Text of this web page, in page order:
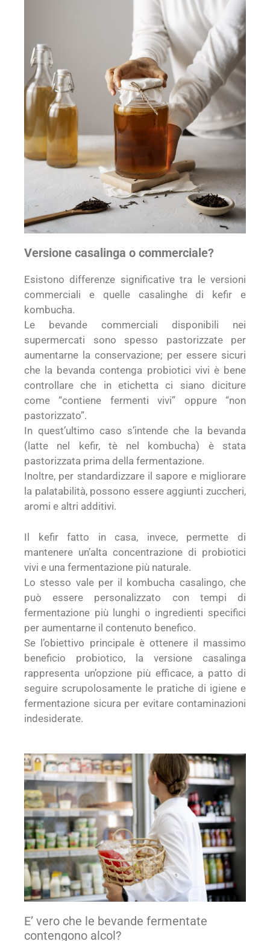
Versione casalinga o commerciale?
Esistono differenze significative tra le versioni
commerciali e quelle casalinghe di kefir e
kombucha.
Le bevande commerciali disponibili nei
supermercati sono spesso pastorizzate per
aumentarne la conservazione; per essere sicuri
che la bevanda contenga probiotici vivi è bene
controllare che in etichetta ci siano diciture
come “contiene fermenti vivi” oppure “non
pastorizzato”.
In quest’ultimo caso s’intende che la bevanda
(latte nel kefir, tè nel kombucha) è stata
pastorizzata prima della fermentazione.
Inoltre, per standardizzare il sapore e migliorare
la palatabilità, possono essere aggiunti zuccheri,
aromi e altri additivi.
Il kefir fatto in casa, invece, permette di
mantenere un’alta concentrazione di probiotici
vivi e una fermentazione più naturale.
Lo stesso vale per il kombucha casalingo, che
può essere personalizzato con tempi di
fermentazione più lunghi o ingredienti specifici
per aumentarne il contenuto benefico.
Se l’obiettivo principale è ottenere il massimo
beneficio probiotico, la versione casalinga
rappresenta un’opzione più efficace, a patto di
seguire scrupolosamente le pratiche di igiene e
fermentazione sicura per evitare contaminazioni
indesiderate.
E’ vero che le bevande fermentate
contengono alcol?